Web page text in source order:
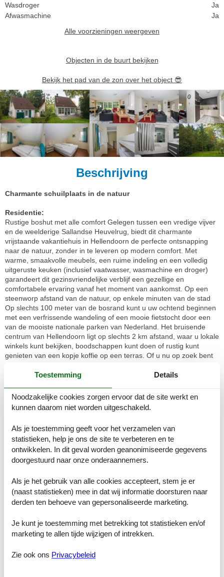
Wasdroger
Ja
Afwasmachine
Ja
Alle voorzieningen weergeven
Objecten in de buurt bekijken
Bekijk het pad van de zon over het object 😎
Beschrijving
Charmante schuilplaats in de natuur
Residentie:
Rustige boshut met alle comfort Gelegen tussen een vredige vijver
en de weelderige Sallandse Heuvelrug, biedt dit charmante
vrijstaande vakantiehuis in Hellendoorn de perfecte ontsnapping
naar de natuur, zonder in te leveren op modern comfort. Met
warme, smaakvolle meubels, een ruime indeling en een volledig
uitgeruste keuken (inclusief vaatwasser, wasmachine en droger)
garandeert dit gezinsvriendelijke verblijf een gezellige en
comfortabele ervaring vanaf het moment van aankomst. Op een
steenworp afstand van de natuur, op enkele minuten van de stad
Op slechts 100 meter van de bosrand kunt u uw ochtend beginnen
met een verfrissende wandeling of een mooie fietstocht door een
van de mooiste nationale parken van Nederland. Het bruisende
centrum van Hellendoorn ligt op slechts 2 km afstand, waar u lokale
winkels kunt bekijken, boodschappen kunt doen of rustig kunt
genieten van een kopje koffie op een terras. Of u nu op zoek bent
toegankelijkheid en privacy. Ontspan, dineer en ontspan Open de
zonovergoten ontbijt of een avondborrel onder de sterrenhemel.
Neem een duik in het gedeelde overdekte zwembad
(seizoensgebonden beschikbaar) en trek u vervolgens terug in de
slaapkamers op de bovenverdieping en verwarming om u het hele
jaar door warm te houden, is dit huisdiervrije toevluchtsoord perfect
voor stellen, gezinnen of iedereen die op zoek is naar een rustige
vakantie midden in de natuur. Let op: Vanwege grote
2026 tot medio maart 2026. Wij stellen uw begrip op prijs en kijken
ernaar uit u weer te mogen verwelkomen zodra de verbeteringen
zijn voltooid.
Parterre: (hal, woonkamer(TV), open keuken(fornuis(gas),
koffiezetapparaat(filtermaling), combimagnetron, afwasmachine,
douche, wastafel, toilet)) Op de 1e etage: (slaapkamer(1-pers.
Toestemming Details
Noodzakelijke cookies zorgen ervoor dat de site werkt en
kunnen daarom niet worden uitgeschakeld.
Als je toestemming geeft voor het verzamelen van
statistieken, help je ons de site te verbeteren en te
ontwikkelen. In dit geval worden geanonimiseerde gegevens
doorgestuurd naar onze onderaannemers.
Als je het gebruik van alle cookies accepteert, stem je er
(naast statistieken) mee in dat wij informatie doorsturen naar
derden ten behoeve van gepersonaliseerde marketing.
Je kunt je toestemming met betrekking tot statistieken en/of
marketing te allen tijde wijzigen of intrekken.
Zie ook ons Privacybeleid